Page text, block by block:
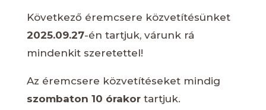
Következő éremcsere közvetítésünket
2025.09.27-én tartjuk, várunk rá
mindenkit szeretettel!
Az éremcsere közvetítéseket mindig
szombaton 10 órakortartjuk.